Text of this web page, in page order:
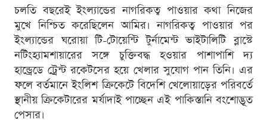
চলতি বছরেই ইংল্যান্ডের নাগরিকত্ব পাওয়ার কথা নিজের
মুখে নিশ্চিত করেছিলেন আমির। নাগরিকত্ব পাওয়ার পর
ইংল্যান্ডের ঘরোয়া টি-টোয়েন্টি টুর্নামেন্ট ভাইটালিটি ব্লাস্টে
নটিংহ্যামশায়ারের সঙ্গে চুক্তিবদ্ধ হওয়ার পাশাপাশি দ্য
হান্ড্রেডে ট্রেন্ট রকেটসের হয়ে খেলার সুযোগ পান তিনি। এর
ফলে বর্তমানে ইংলিশ ক্রিকেটে বিদেশি খেলোয়াড়ের পরিবর্তে
স্থানীয় ক্রিকেটারের মর্যাদাই পাচ্ছেন এই পাকিস্তানি বংশোদ্ভূত
পেসার।